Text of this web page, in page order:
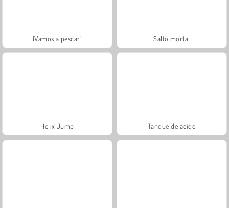
¡Vamos a pescar! Salto mortal
Helix Jump Tanque de ácido